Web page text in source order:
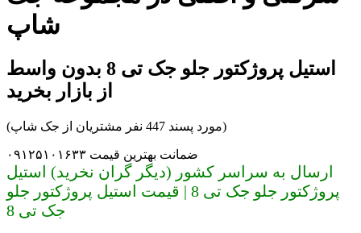
شاپ
استیل پروژکتور جلو جک تی 8 بدون واسط
از بازار بخرید
(مورد پسند 447 نفر مشتریان از جک شاپ)
ضمانت بهترین قیمت ۰۹۱۲۵۱۰۱۶۳۳
ارسال به سراسر کشور (دیگر گران نخرید) استیل
پروژکتور جلو جک تی 8 | قیمت استیل پروژکتور جلو
جک تی 8